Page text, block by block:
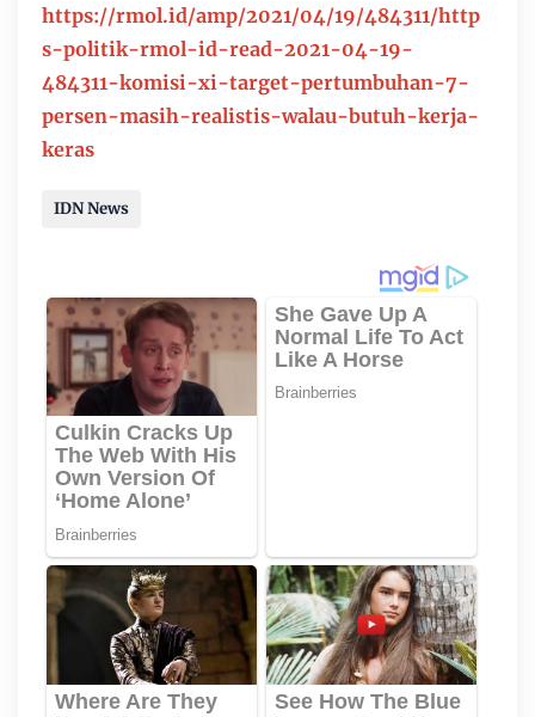
https://rmol.id/amp/2021/04/19/484311/http
s-politik-rmol-id-read-2021-04-19-
484311-komisi-xi-target-pertumbuhan-7-
persen-masih-realistis-walau-butuh-kerja-
keras
IDN News